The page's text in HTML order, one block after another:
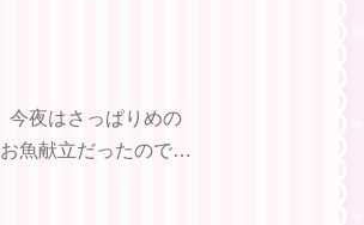
今夜はさっぱりめの
お魚献立だったので…